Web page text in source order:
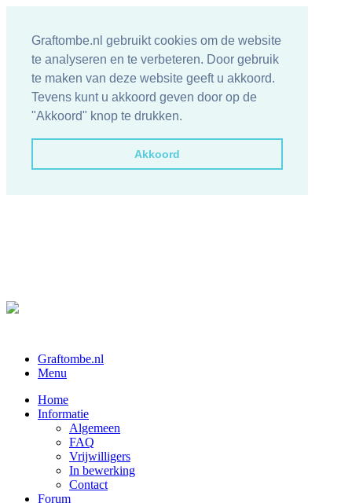
Graftombe.nl gebruikt cookies om de website
te analyseren en te verbeteren. Door gebruik
te maken van deze website geeft u akkoord.
Tevens kunt u akkoord geven door op de
"Akkoord" knop te drukken.
Akkoord
Graftombe.nl
Menu
Home
Informatie
Algemeen
FAQ
Vrijwilligers
In bewerking
Contact
Forum